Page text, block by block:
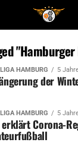
HAMBURG 5
der
HAMBURG 5
erklärt Corona-